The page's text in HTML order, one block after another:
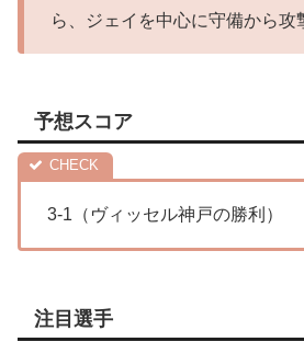
ら、ジェイを中心に守備から攻
予想スコア
3-1（ヴィッセル神戸の勝利）
注目選手